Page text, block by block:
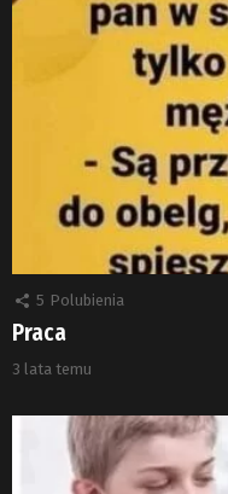
5 Polubienia
Praca
3 lata temu